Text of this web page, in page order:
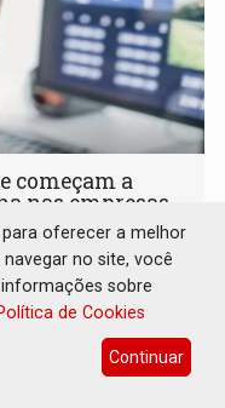
começam a
nas empresas
2026 às 21:00
recorrentes, queda
oferecer a melhor
no site, você
sobre
de Cookies
Continuar